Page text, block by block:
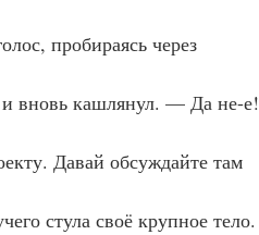
пробираясь через
вновь кашлянул. — Да не-е!
Давай обсуждайте там
стула своё крупное тело.